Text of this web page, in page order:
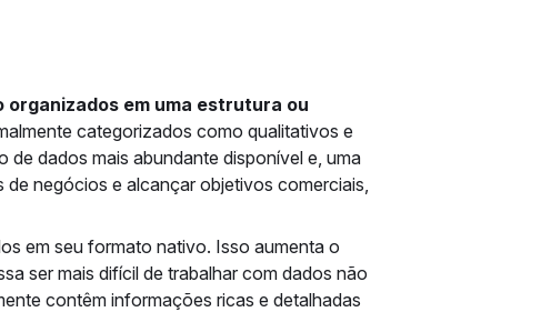
em uma estrutura ou
categorizados como qualitativos e
dados mais abundante disponível e, uma
negócios e alcançar objetivos comerciais,
em seu formato nativo. Isso aumenta o
ser mais difícil de trabalhar com dados não
contêm informações ricas e detalhadas